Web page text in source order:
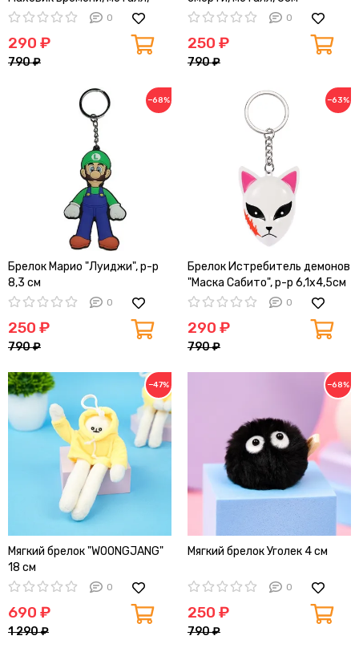
6см
0
290 ₽
790 ₽
0
250 ₽
790 ₽
−68%
Брелок Марио "Луиджи", р-р
8,3 см
0
250 ₽
790 ₽
−63%
Брелок Истребитель демонов
"Маска Сабито", р-р 6,1х4,5см
(розовые ушки)
0
290 ₽
790 ₽
−47%
Мягкий брелок "WOONGJANG"
18 см
0
690 ₽
1 290 ₽
−68%
Мягкий брелок Уголек 4 см
0
250 ₽
790 ₽